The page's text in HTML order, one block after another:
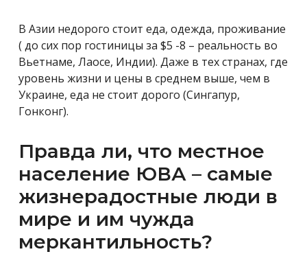
В Азии недорого стоит еда, одежда, проживание
( до сих пор гостиницы за $5 -8 – реальность во
Вьетнаме, Лаосе, Индии). Даже в тех странах, где
уровень жизни и цены в среднем выше, чем в
Украине, еда не стоит дорого (Сингапур,
Гонконг).
Правда ли, что местное
население ЮВА – самые
жизнерадостные люди в
мире и им чужда
меркантильность?